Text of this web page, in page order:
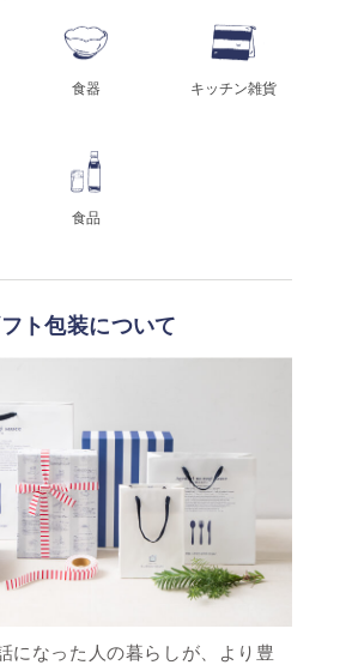
食器 キッチン雑貨
食品
ト包装について
になった人の暮らしが、より豊